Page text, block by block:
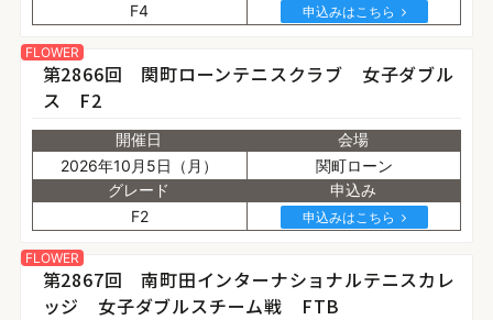
F4
申込みはこちら
第2866回 関町ローンテニスクラブ 女子ダブル
ス F2
開催日
2026年10月5日（月）
会場
関町ローン
グレード
F2
申込み
申込みはこちら
FLOWER
第2867回 南町田インターナショナルテニスカレ
ッジ 女子ダブルスチーム戦 FTB
FLOWER